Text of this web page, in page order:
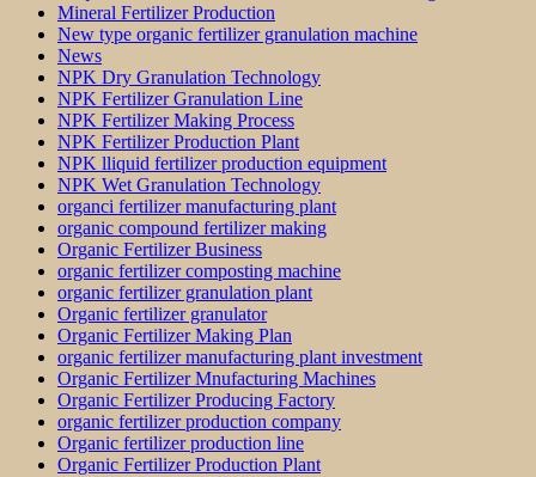
Mineral Fertilizer Production
New type organic fertilizer granulation machine
News
NPK Dry Granulation Technology
NPK Fertilizer Granulation Line
NPK Fertilizer Making Process
NPK Fertilizer Production Plant
NPK lliquid fertilizer production equipment
NPK Wet Granulation Technology
organci fertilizer manufacturing plant
organic compound fertilizer making
Organic Fertilizer Business
organic fertilizer composting machine
organic fertilizer granulation plant
Organic fertilizer granulator
Organic Fertilizer Making Plan
organic fertilizer manufacturing plant investment
Organic Fertilizer Mnufacturing Machines
Organic Fertilizer Producing Factory
organic fertilizer production company
Organic fertilizer production line
Organic Fertilizer Production Plant